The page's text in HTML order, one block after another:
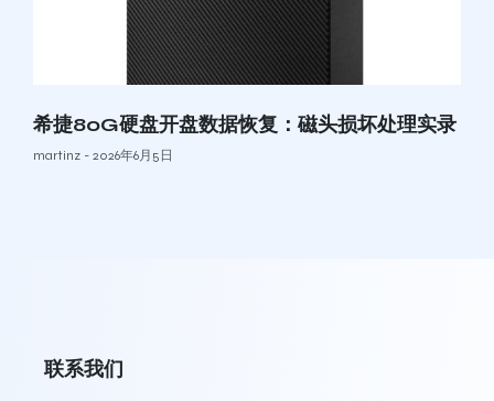
希捷80G硬盘开盘数据恢复：磁头损坏处理实录
martinz 2026年6月5日
联系我们